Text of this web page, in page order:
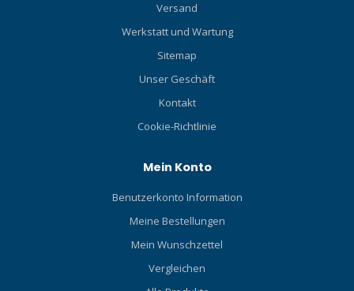
Versand
Werkstatt und Wartung
Sitemap
Unser Geschäft
Kontakt
Cookie-Richtlinie
Mein Konto
Benutzerkonto Information
Meine Bestellungen
Mein Wunschzettel
Vergleichen